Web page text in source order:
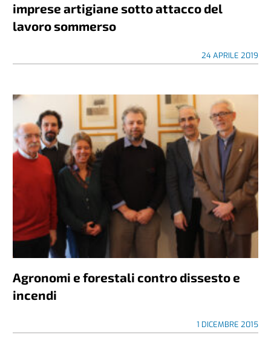
imprese artigiane sotto attacco del
lavoro sommerso
24 APRILE 2019
Agronomi e forestali contro dissesto e
incendi
1 DICEMBRE 2015